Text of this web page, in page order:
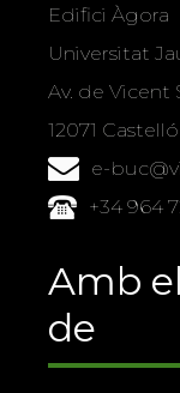
Edifici Àgora
Universitat
Av. de Vicent
12071
e-
+34 964
Amb
de